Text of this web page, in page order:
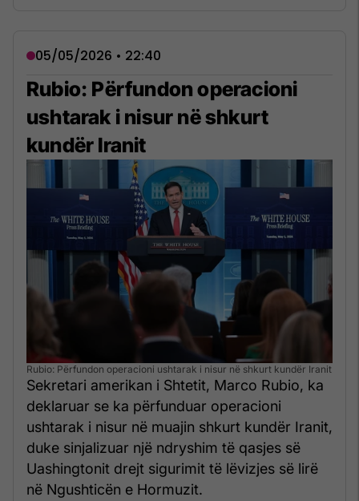
05/05/2026 • 22:40
Rubio: Përfundon operacioni
ushtarak i nisur në shkurt
kundër Iranit
Rubio: Përfundon operacioni ushtarak i nisur në shkurt kundër Iranit
Sekretari amerikan i Shtetit, Marco Rubio, ka
deklaruar se ka përfunduar operacioni
ushtarak i nisur në muajin shkurt kundër Iranit,
duke sinjalizuar një ndryshim të qasjes së
Uashingtonit drejt sigurimit të lëvizjes së lirë
në Ngushticën e Hormuzit.